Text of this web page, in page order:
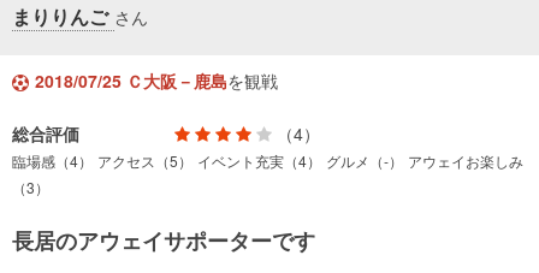
まりりんご さん
2018/07/25 Ｃ大阪－鹿島を観戦
総合評価 （4）
臨場感（4） アクセス（5） イベント充実（4） グルメ（-）
アウェイお楽しみ
（3）
長居のアウェイサポーターです